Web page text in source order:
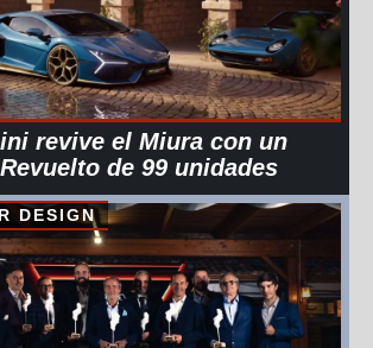
revive el Miura con un
de 99 unidades
DESIGN